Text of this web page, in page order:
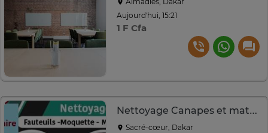
Aujourd'hui, 15:21
1 F Cfa
Nettoyage Canapes et matelas
Sacré-cœur, Dakar